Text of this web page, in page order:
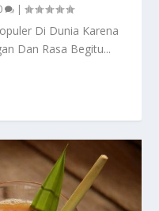
|
Di Dunia Karena
Dan Rasa Begitu...